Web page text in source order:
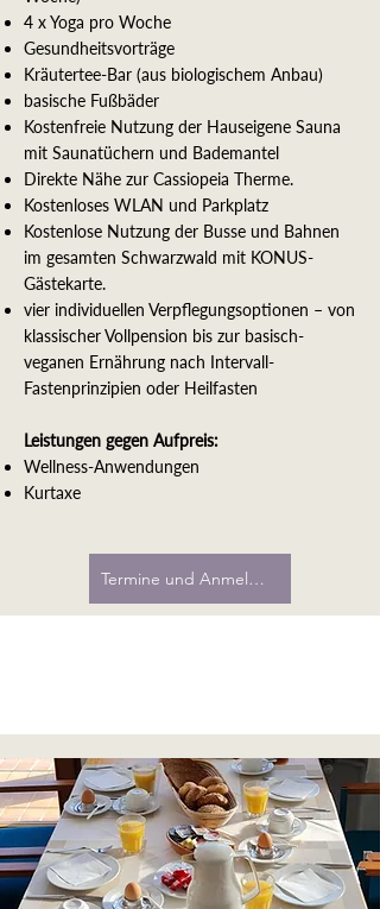
4 x Yoga pro Woche
Gesundheitsvorträge
Kräutertee-Bar (aus biologischem Anbau)
basische Fußbäder
Kostenfreie Nutzung der Hauseigene Sauna
mit Saunatüchern und Bademantel
Direkte Nähe zur Cassiopeia Therme.
Kostenloses WLAN und Parkplatz
Kostenlose Nutzung der Busse und Bahnen
im gesamten Schwarzwald mit KONUS-
Gästekarte.
​vier individuellen Verpflegungsoptionen – von
klassischer Vollpension bis zur basisch-
veganen Ernährung nach Intervall-
Fastenprinzipien oder Heilfasten
Leistungen gegen Aufpreis:
Wellness-Anwendungen
Kurtaxe
Termine und Anmeldung